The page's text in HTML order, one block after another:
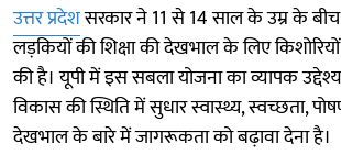
उत्तर प्रदेशसरकार ने 11 से 14 साल के उम्र के
लड़कियों की शिक्षा की देखभाल के लिए
की है। यूपी में इस सबला योजना का व्यापक
विकास की स्थिति में सुधार स्वास्थ्य, स्वच्छता,
देखभाल के बारे में जागरूकता को बढ़ावा देना है।